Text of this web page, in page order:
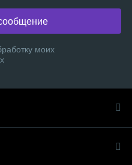
моих